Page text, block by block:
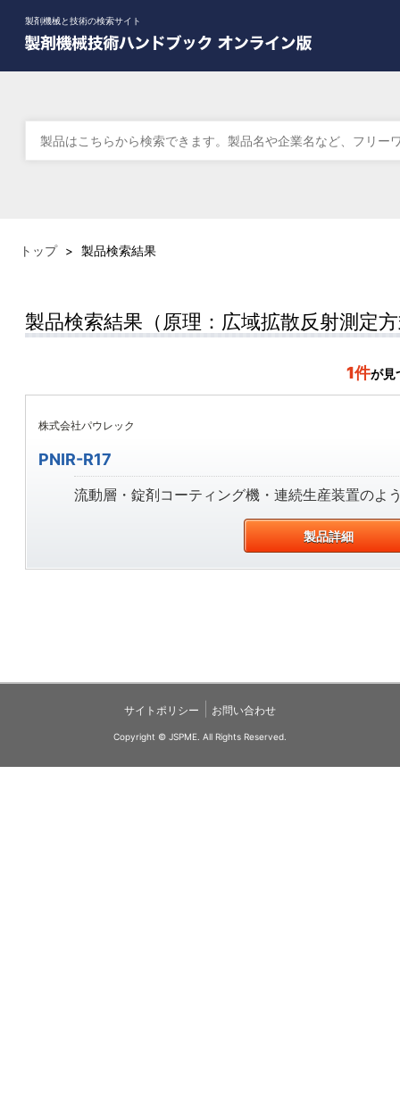
製剤機械と技術の検索サイト
トップ > 製品検索結果
製品検索結果（原理：広域拡散反射測定
1件が見
株式会社パウレック
PNIR-R17
流動層・錠剤コーティング機・連続生産装置のよ
製品詳細
サイトポリシー お問い合わせ
Copyright © JSPME. All Rights Reserved.